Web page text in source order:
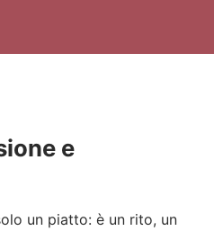
e
un piatto: è un rito, un